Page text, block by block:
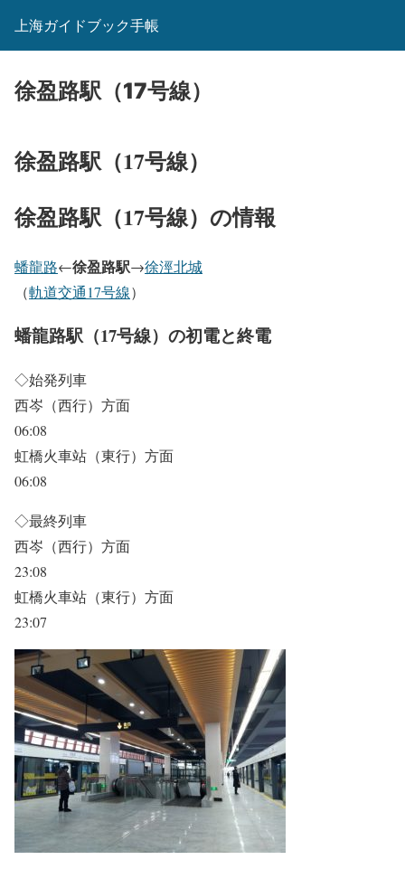
上海ガイドブック手帳
徐盈路駅（17号線）
徐盈路駅（17号線）
徐盈路駅（17号線）の情報
蟠龍路←徐盈路駅→徐涇北城
（軌道交通17号線）
蟠龍路駅（17号線）の初電と終電
◇始発列車
西岑（西行）方面
06:08
虹橋火車站（東行）方面
06:08
◇最終列車
西岑（西行）方面
23:08
虹橋火車站（東行）方面
23:07